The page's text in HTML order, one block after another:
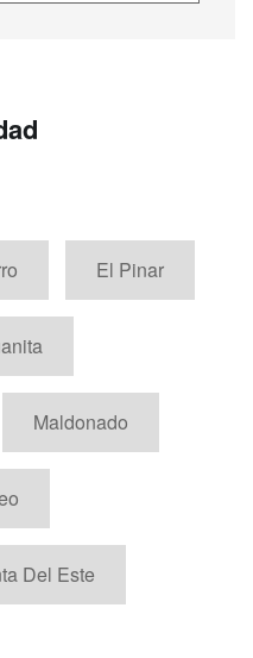
El Pinar
Maldonado
Del Este